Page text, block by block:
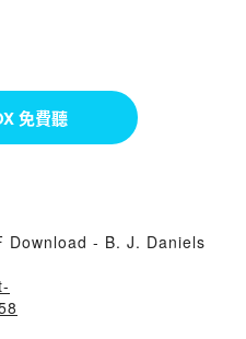
免費聽
Download - B. J. Daniels